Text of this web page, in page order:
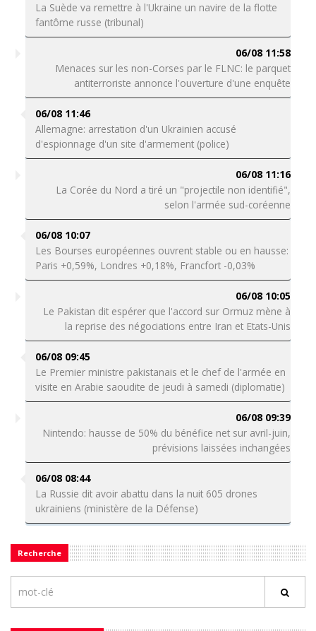
La Suède va remettre à l'Ukraine un navire de la flotte
fantôme russe (tribunal)
06/08 11:58
Menaces sur les non-Corses par le FLNC: le parquet
antiterroriste annonce l'ouverture d'une enquête
06/08 11:46
Allemagne: arrestation d'un Ukrainien accusé
d'espionnage d'un site d'armement (police)
06/08 11:16
La Corée du Nord a tiré un "projectile non identifié",
selon l'armée sud-coréenne
06/08 10:07
Les Bourses européennes ouvrent stable ou en hausse:
Paris +0,59%, Londres +0,18%, Francfort -0,03%
06/08 10:05
Le Pakistan dit espérer que l'accord sur Ormuz mène à
la reprise des négociations entre Iran et Etats-Unis
06/08 09:45
Le Premier ministre pakistanais et le chef de l'armée en
visite en Arabie saoudite de jeudi à samedi (diplomatie)
06/08 09:39
Nintendo: hausse de 50% du bénéfice net sur avril-juin,
prévisions laissées inchangées
06/08 08:44
La Russie dit avoir abattu dans la nuit 605 drones
ukrainiens (ministère de la Défense)
Recherche